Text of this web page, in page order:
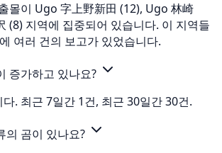
몰이 Ugo 字上野新田 (12), Ugo 林崎
(8) 지역에 집중되어 있습니다. 이 지역들
여러 건의 보고가 있었습니다.
증가하고 있나요?
. 최근 7일간 1건, 최근 30일간 30건.
의 곰이 있나요?